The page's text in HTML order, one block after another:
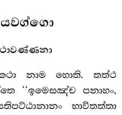
නාම හොති. තත්ථ
‘‘ඉමෙසඤ්ච පනාහං,
භාවිතත්තා